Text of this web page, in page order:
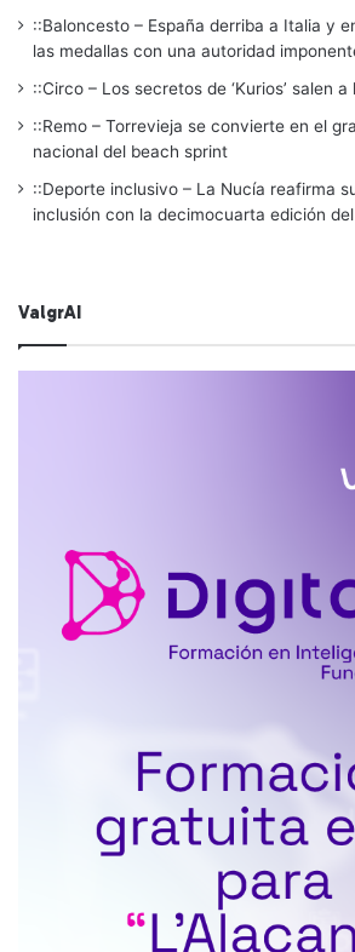
::Baloncesto – España derriba a Italia y
las medallas con una autoridad
::Circo – Los secretos de ‘Kurios’ salen
::Remo – Torrevieja se convierte en el
nacional del beach sprint
::Deporte inclusivo – La Nucía reafirma
inclusión con la decimocuarta edición
ValgrAI